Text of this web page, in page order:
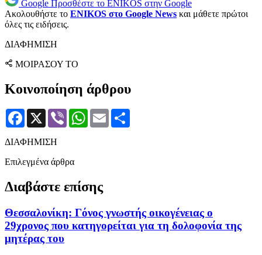
Google Προσθέστε το ENIKOS στην Google
Ακολουθήστε το ENIKOS στο Google News και μάθετε πρώτοι
όλες τις ειδήσεις.
ΔΙΑΦΗΜΙΣΗ
ΜΟΙΡΑΣΟΥ ΤΟ
Κοινοποίηση άρθρου
Facebook
X Viber WhatsApp
Email
ΔΙΑΦΗΜΙΣΗ
Επιλεγμένα άρθρα
Διαβάστε επίσης
Θεσσαλονίκη: Γόνος γνωστής οικογένειας ο
29χρονος που κατηγορείται για τη δολοφονία της
μητέρας του